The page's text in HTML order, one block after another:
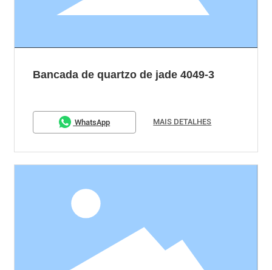
Bancada de quartzo de jade 4049-3
WhatsApp MAIS DETALHES